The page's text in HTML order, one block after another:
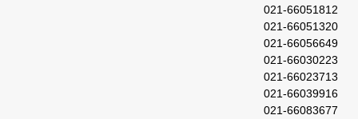
021-66051812
021-66051320
021-66056649
021-66030223
021-66023713
021-66039916
021-66083677